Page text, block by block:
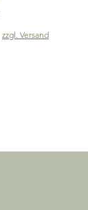
zzgl. Versand